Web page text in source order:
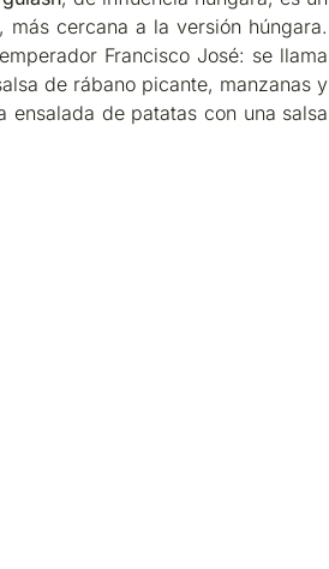
cercana a la versión húngara.
Francisco José: se llama
de rábano picante, manzanas y
de patatas con una salsa